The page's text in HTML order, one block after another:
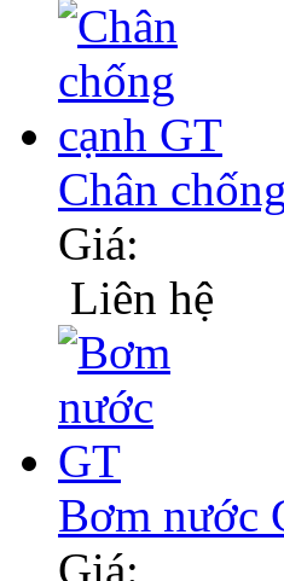
Chân
Giá:
Liên hệ
Bơm nước
Giá: